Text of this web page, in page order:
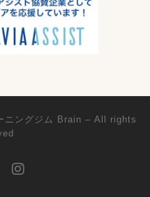
ニングジム Brain – All rights